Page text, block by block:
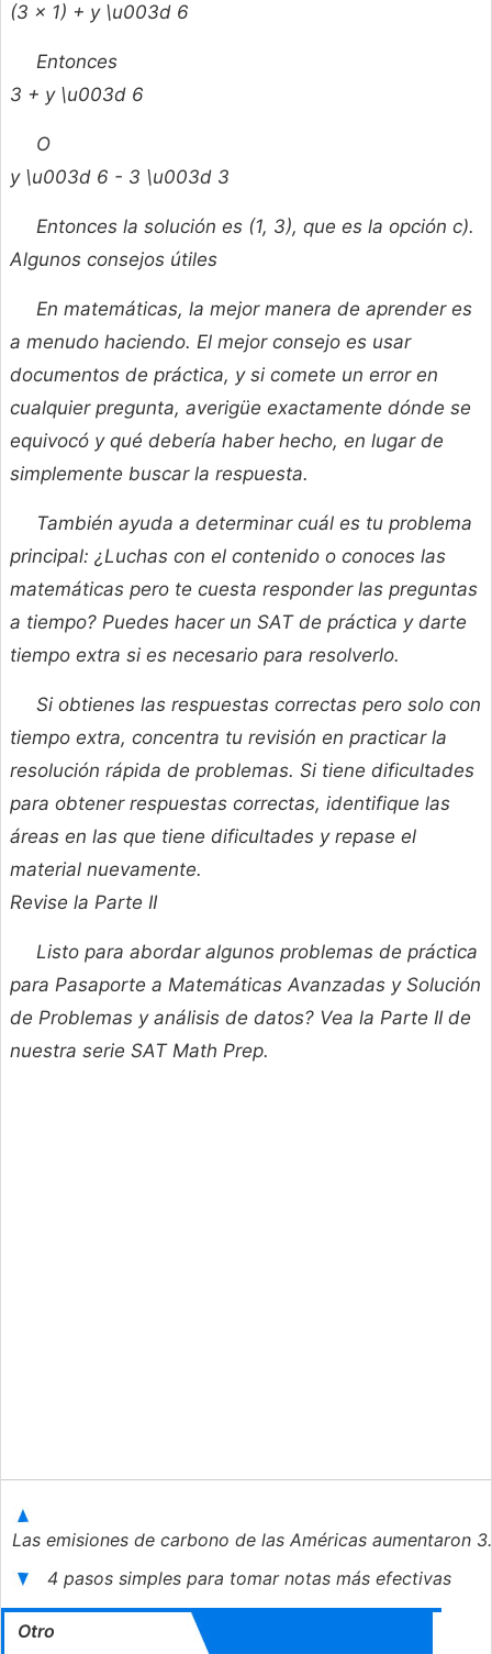
(3 × 1) + y \u003d 6
Entonces
3 + y \u003d 6
O
y \u003d 6 - 3 \u003d 3
Entonces la solución es (1, 3), que es la opción c).
Algunos consejos útiles
En matemáticas, la mejor manera de aprender es
a menudo haciendo. El mejor consejo es usar
documentos de práctica, y si comete un error en
cualquier pregunta, averigüe exactamente dónde se
equivocó y qué debería haber hecho, en lugar de
simplemente buscar la respuesta.
También ayuda a determinar cuál es tu problema
principal: ¿Luchas con el contenido o conoces las
matemáticas pero te cuesta responder las preguntas
a tiempo? Puedes hacer un SAT de práctica y darte
tiempo extra si es necesario para resolverlo.
Si obtienes las respuestas correctas pero solo con
tiempo extra, concentra tu revisión en practicar la
resolución rápida de problemas. Si tiene dificultades
para obtener respuestas correctas, identifique las
áreas en las que tiene dificultades y repase el
material nuevamente.
Revise la Parte II
Listo para abordar algunos problemas de práctica
para Pasaporte a Matemáticas Avanzadas y Solución
de Problemas y análisis de datos? Vea la Parte II de
nuestra serie SAT Math Prep.
Las emisiones de carbono de las Américas
4 pasos simples para tomar notas más efectivas
Otro